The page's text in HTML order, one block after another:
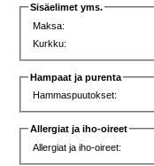
Sisäelimet yms.
Maksa:
Kurkku:
Hampaat ja purenta
Hammaspuutokset:
Allergiat ja iho-oireet
Allergiat ja iho-oireet: